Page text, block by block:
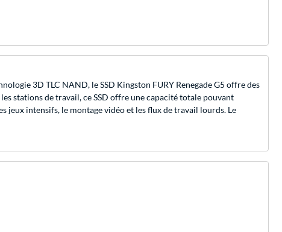
3D TLC NAND, le SSD Kingston FURY Renegade G5 offre des
stations de travail, ce SSD offre une capacité totale pouvant
jeux intensifs, le montage vidéo et les flux de travail lourds. Le